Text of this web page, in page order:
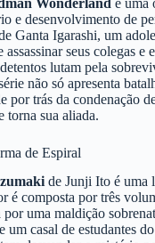
e desenvolvimento de
Ganta Igarashi, um
seus colegas e
lutam pela
não só apresenta
por trás da condenação
torna sua aliada.
de Espiral
de Junji Ito é uma
é composta por três
por uma maldição
um casal de estudantes